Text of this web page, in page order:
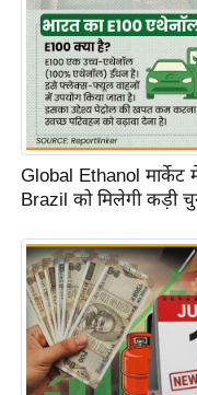
Global Ethanol मार्केट
Brazil को मिलेगी कड़ी